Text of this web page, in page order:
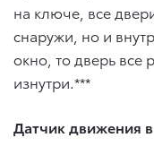
на ключе, все
снаружи, но и
окно, то дверь все
изнутри.***
Датчик движения